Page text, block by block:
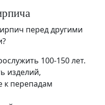
перед другими
100-150 лет.
изделий,
к перепадам